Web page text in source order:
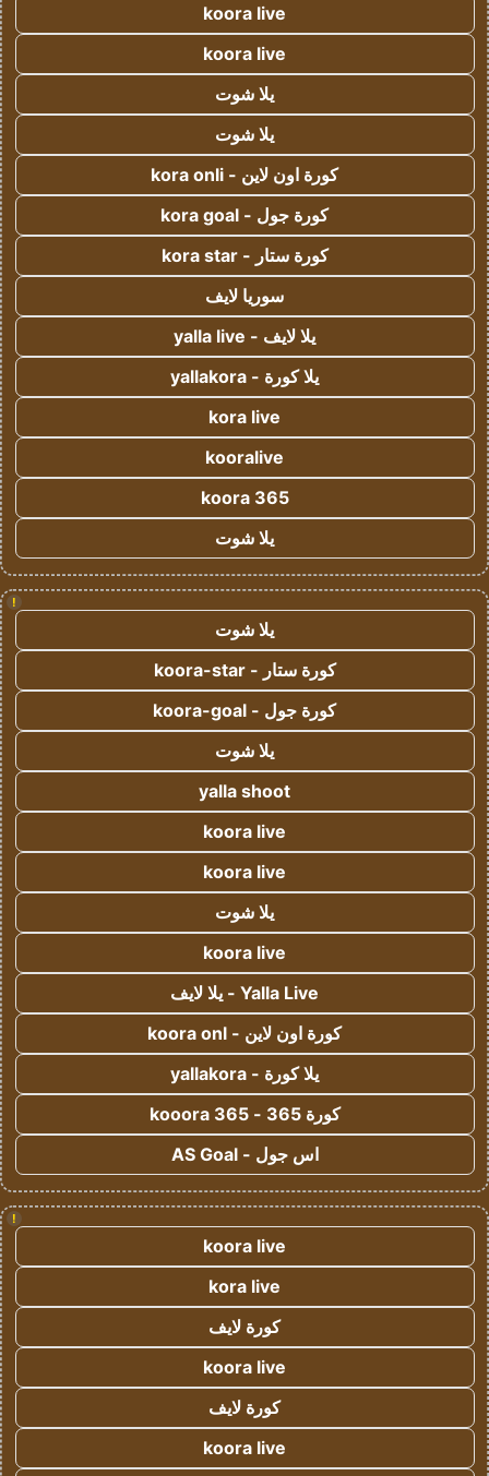
koora live
koora live
يلا شوت
يلا شوت
كورة اون لاين - kora onli
كورة جول - kora goal
كورة ستار - kora star
سوريا لايف
يلا لايف - yalla live
يلا كورة - yallakora
kora live
kooralive
koora 365
يلا شوت
!
يلا شوت
كورة ستار - koora-star
كورة جول - koora-goal
يلا شوت
yalla shoot
koora live
koora live
يلا شوت
koora live
Yalla Live - يلا لايف
كورة اون لاين - koora onl
يلا كورة - yallakora
كورة 365 - kooora 365
اس جول - AS Goal
!
koora live
kora live
كورة لايف
koora live
كورة لايف
koora live